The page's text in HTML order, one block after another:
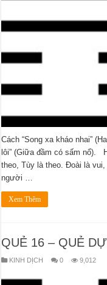
Cách “Song xa kháo nhai”
lôi” (Giữa đầm có sấm nổ).
theo, Tùy là theo. Đoài là
người …
Xem Thêm
QUẺ 16 – QUẺ
KINH DỊCH 0 9,012